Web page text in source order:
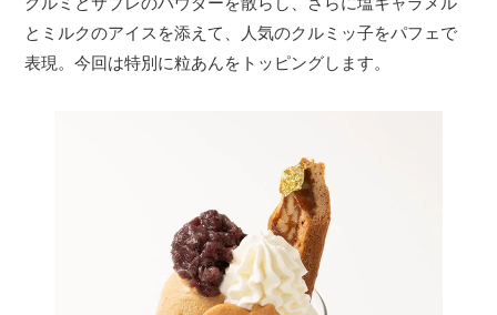
とミルクのアイスを添えて、人気のクルミッ子をパフェで
表現。今回は特別に粒あんをトッピングします。